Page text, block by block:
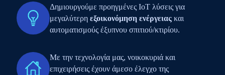
Δημιουργούμε προηγμένες IoT λύσεις για
μεγαλύτερη εξοικονόμηση ενέργειαςκαι
αυτοματισμούς έξυπνου σπιτιού/κτιρίου.
Με την τεχνολογία μας, νοικοκυριά και
επιχειρήσεις έχουν άμεσο έλεγχο της